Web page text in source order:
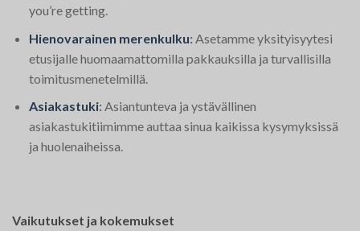
you’re getting.
Hienovarainen merenkulku: Asetamme yksityisyytesi
etusijalle huomaamattomilla pakkauksilla ja turvallisilla
toimitusmenetelmillä.
Asiakastuki: Asiantunteva ja ystävällinen
asiakastukitiimimme auttaa sinua kaikissa kysymyksissä
ja huolenaiheissa.
Vaikutukset ja kokemukset